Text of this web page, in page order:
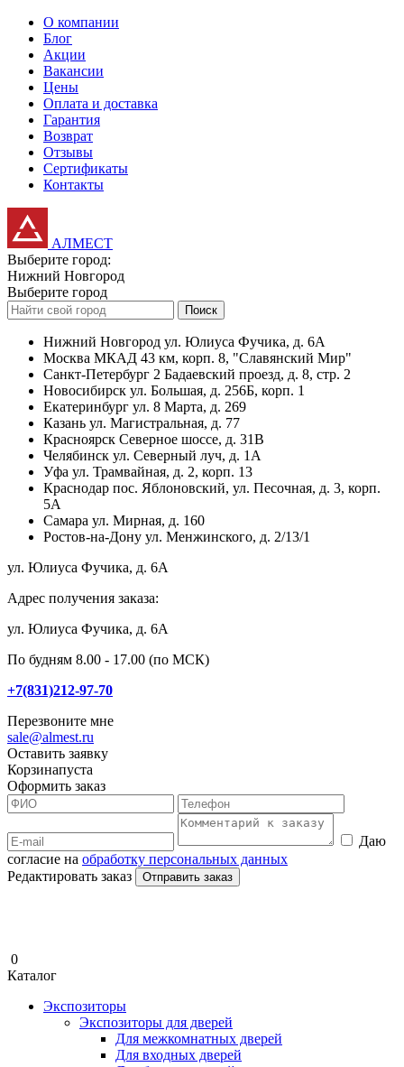
О компании
Блог
Акции
Вакансии
Цены
Оплата и доставка
Гарантия
Возврат
Отзывы
Сертификаты
Контакты
АЛМЕСТ
Выберите город:
Нижний Новгород
Выберите город
Поиск
Нижний Новгород ул. Юлиуса Фучика, д. 6А
Москва МКАД 43 км, корп. 8, "Славянский Мир"
Санкт-Петербург 2 Бадаевский проезд, д. 8, стр. 2
Новосибирск ул. Большая, д. 256Б, корп. 1
Екатеринбург ул. 8 Марта, д. 269
Казань ул. Магистральная, д. 77
Красноярск Северное шоссе, д. 31В
Челябинск ул. Северный луч, д. 1А
Уфа ул. Трамвайная, д. 2, корп. 13
Краснодар пос. Яблоновский, ул. Песочная, д. 3, корп.
5А
Самара ул. Мирная, д. 160
Ростов-на-Дону ул. Менжинского, д. 2/13/1
ул. Юлиуса Фучика, д. 6А
Адрес получения заказа:
ул. Юлиуса Фучика, д. 6А
По будням 8.00 - 17.00 (по МСК)
+7(831)212-97-70
Перезвоните мне
sale@almest.ru
Оставить заявку
Корзинапуста
Оформить заказ
Даю
согласие на обработку персональных данных
Редактировать заказ
Отправить заказ
0
Каталог
Экспозиторы
Экспозиторы для дверей
Для межкомнатных дверей
Для входных дверей